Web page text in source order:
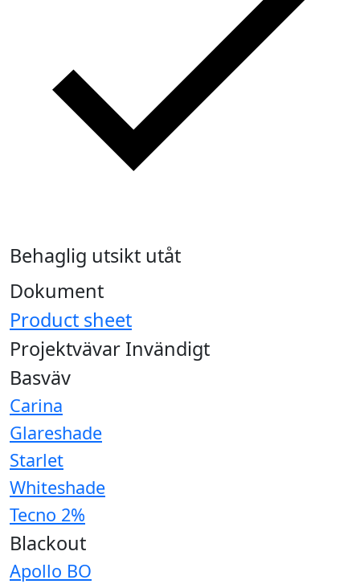
Behaglig utsikt utåt
Dokument
Product sheet
Projektvävar Invändigt
Basväv
Carina
Glareshade
Starlet
Whiteshade
Tecno 2%
Blackout
Apollo BO